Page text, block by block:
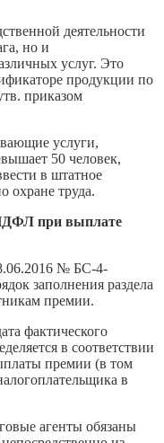
деятельности
но и
услуг. Это
продукции по
приказом
услуги,
50 человек,
в штатное
охране труда.
при выплате
№ БС-4-
заполнения раздела
премии.
фактического
в соответствии
премии (в том
в
агенты обязаны